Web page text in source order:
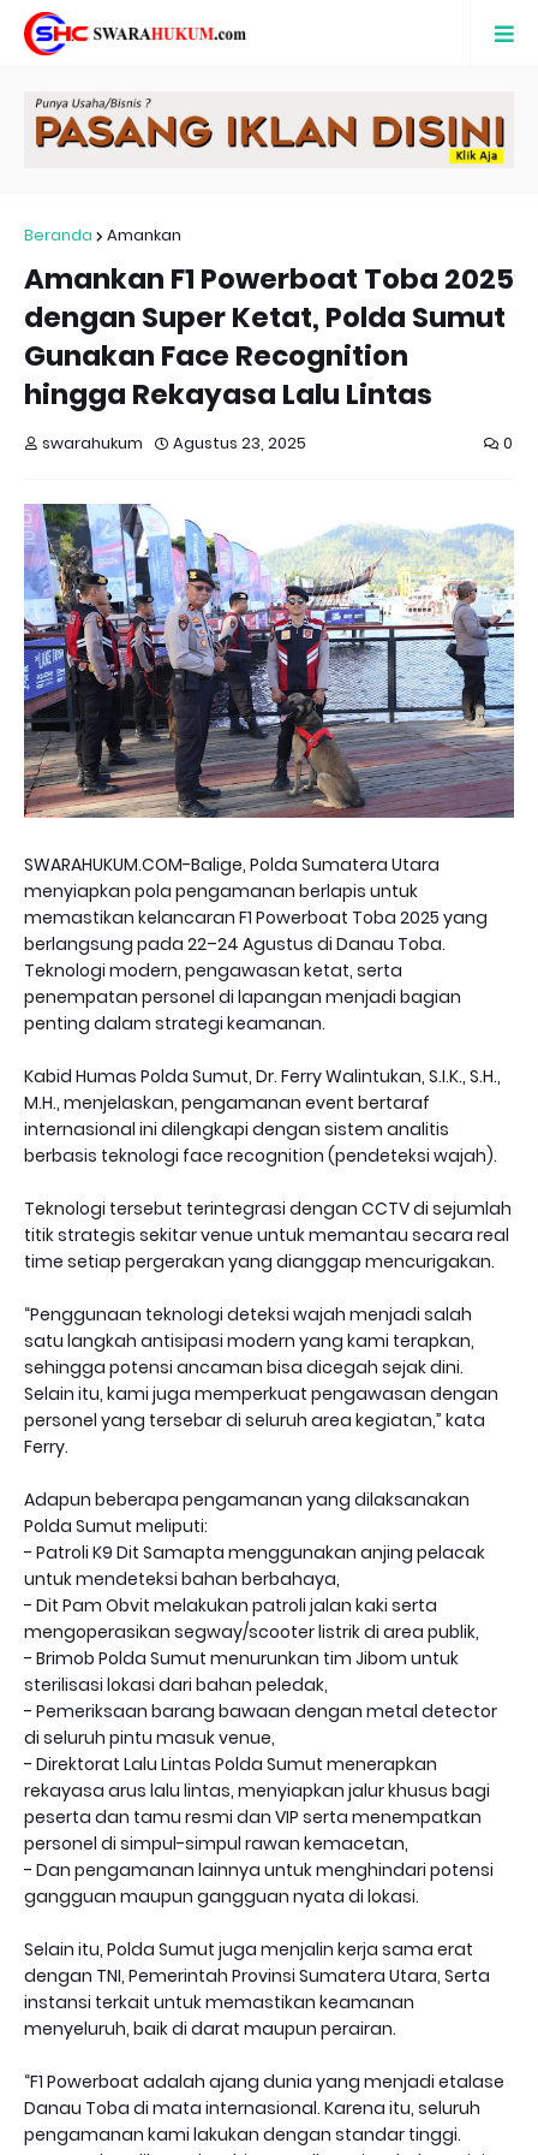
Beranda Amankan
Amankan F1 Powerboat Toba 2025
dengan Super Ketat, Polda Sumut
Gunakan Face Recognition
hingga Rekayasa Lalu Lintas
swarahukum Agustus 23, 2025 0
SWARAHUKUM.COM-Balige, Polda Sumatera Utara
menyiapkan pola pengamanan berlapis untuk
memastikan kelancaran F1 Powerboat Toba 2025 yang
berlangsung pada 22–24 Agustus di Danau Toba.
Teknologi modern, pengawasan ketat, serta
penempatan personel di lapangan menjadi bagian
penting dalam strategi keamanan.
Kabid Humas Polda Sumut, Dr. Ferry Walintukan, S.I.K., S.H.,
M.H., menjelaskan, pengamanan event bertaraf
internasional ini dilengkapi dengan sistem analitis
berbasis teknologi face recognition (pendeteksi wajah).
Teknologi tersebut terintegrasi dengan CCTV di sejumlah
titik strategis sekitar venue untuk memantau secara real
time setiap pergerakan yang dianggap mencurigakan.
“Penggunaan teknologi deteksi wajah menjadi salah
satu langkah antisipasi modern yang kami terapkan,
sehingga potensi ancaman bisa dicegah sejak dini.
Selain itu, kami juga memperkuat pengawasan dengan
personel yang tersebar di seluruh area kegiatan,” kata
Ferry.
Adapun beberapa pengamanan yang dilaksanakan
Polda Sumut meliputi:
- Patroli K9 Dit Samapta menggunakan anjing pelacak
untuk mendeteksi bahan berbahaya,
- Dit Pam Obvit melakukan patroli jalan kaki serta
mengoperasikan segway/scooter listrik di area publik,
- Brimob Polda Sumut menurunkan tim Jibom untuk
sterilisasi lokasi dari bahan peledak,
- Pemeriksaan barang bawaan dengan metal detector
di seluruh pintu masuk venue,
- Direktorat Lalu Lintas Polda Sumut menerapkan
rekayasa arus lalu lintas, menyiapkan jalur khusus bagi
peserta dan tamu resmi dan VIP serta menempatkan
personel di simpul-simpul rawan kemacetan,
- Dan pengamanan lainnya untuk menghindari potensi
gangguan maupun gangguan nyata di lokasi.
Selain itu, Polda Sumut juga menjalin kerja sama erat
dengan TNI, Pemerintah Provinsi Sumatera Utara, Serta
instansi terkait untuk memastikan keamanan
menyeluruh, baik di darat maupun perairan.
“F1 Powerboat adalah ajang dunia yang menjadi etalase
Danau Toba di mata internasional. Karena itu, seluruh
pengamanan kami lakukan dengan standar tinggi.